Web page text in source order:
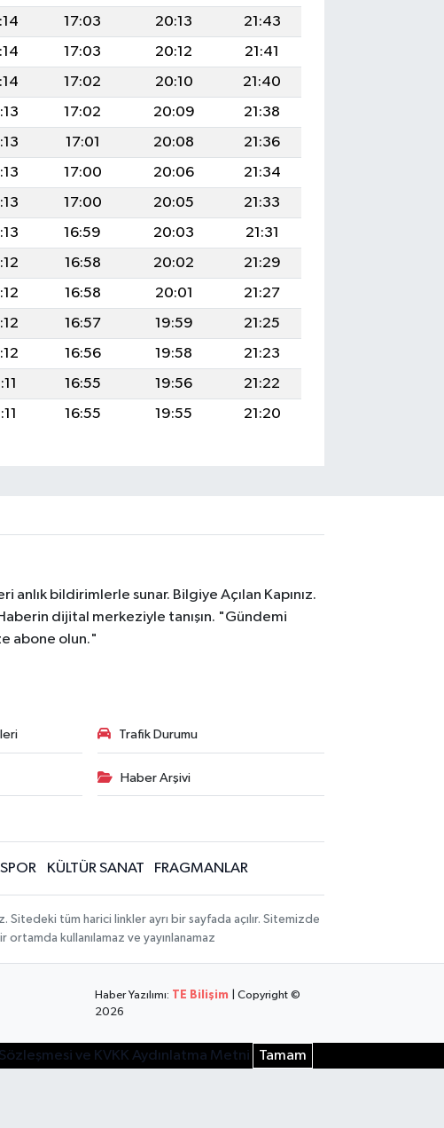
17:03 20:13
21:43
17:03 20:12
21:41
17:02 20:10
21:40
17:02 20:09
21:38
17:01 20:08
21:36
17:00 20:06
21:34
17:00 20:05
21:33
16:59 20:03
21:31
16:58 20:02
21:29
16:58 20:01
21:27
16:57 19:59
21:25
16:56 19:58
21:23
16:55 19:56
21:22
16:55 19:55 21:20
bildirimlerle sunar. Bilgiye Açılan Kapınız.
dijital merkeziyle tanışın. "Gündemi
abone olun."
Trafik Durumu
Haber Arşivi
SPOR KÜLTÜR SANAT FRAGMANLAR
Sitedeki tüm harici linkler ayrı bir sayfada açılır. Sitemizde
ortamda kullanılamaz ve yayınlanamaz
Haber Yazılımı: TE Bilişim
| Copyright ©
2026
ve KVKK Aydınlatma Metni Tamam